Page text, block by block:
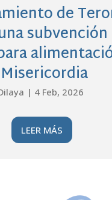
de
subvención
| 4 Feb, 2026
LEER MÁS